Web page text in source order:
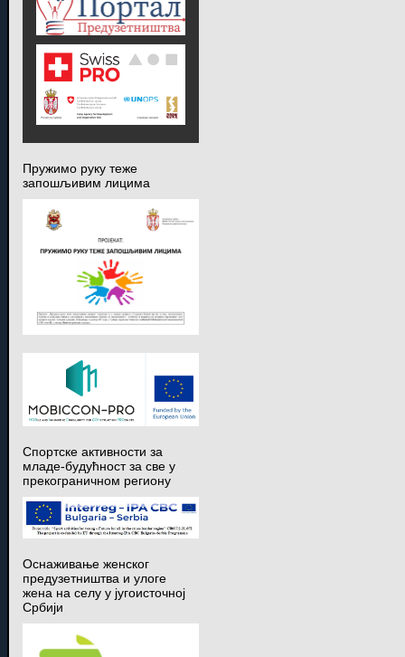
Пружимо руку теже
запошљивим лицима
Спортске активности за
младе-будућност за све у
прекограничном региону
Оснаживање женског
предузетништва и улоге
жена на селу у југоисточној
Србији